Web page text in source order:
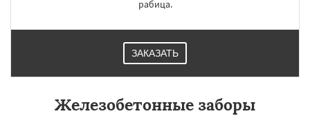
рабица.
ЗАКАЗАТЬ
Железобетонные заборы